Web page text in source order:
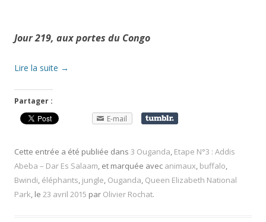
Jour 219, aux portes du Congo
Lire la suite →
Partager :
E-mail
Cette entrée a été publiée dans 3 Ouganda, Etape N°3 : Addis
Abeba – Dar Es Salaam, et marquée avec animaux, buffalo,
Bwindi, éléphants, jungle, Ouganda, Queen Elizabeth National
Park, le 23 avril 2015 par Olivier Rochat.